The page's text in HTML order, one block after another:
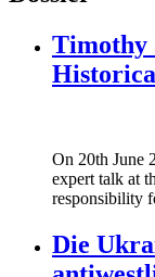
Timothy
On 20th June
expert talk at
responsibility
Die